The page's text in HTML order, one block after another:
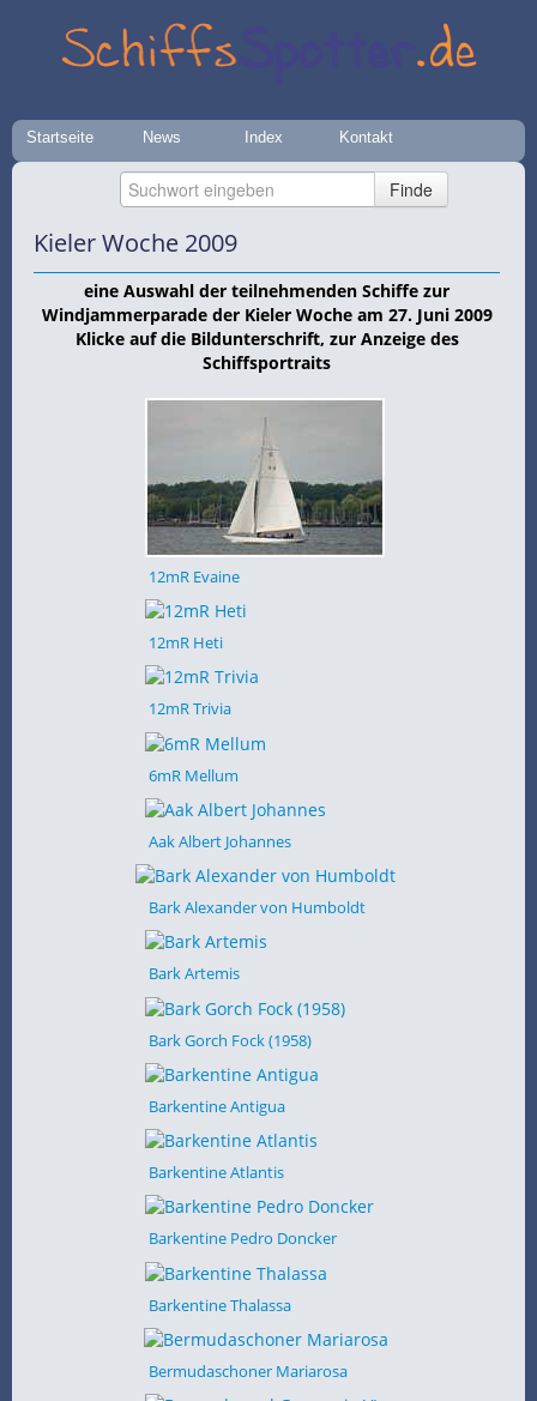
Startseite News Index Kontakt
Kieler Woche 2009
eine Auswahl der teilnehmenden Schiffe zur
Windjammerparade der Kieler Woche am 27. Juni 2009
Klicke auf die Bildunterschrift, zur Anzeige des
Schiffsportraits
12mR Evaine
12mR Heti
12mR Trivia
6mR Mellum
Aak Albert Johannes
Bark Alexander von Humboldt
Bark Artemis
Bark Gorch Fock (1958)
Barkentine Antigua
Barkentine Atlantis
Barkentine Pedro Doncker
Barkentine Thalassa
Bermudaschoner Mariarosa